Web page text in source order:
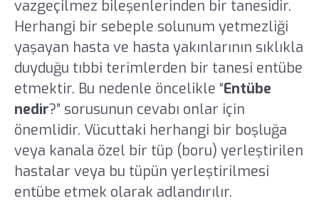
vazgeçilmez bileşenlerinden bir tanesidir.
Herhangi bir sebeple solunum yetmezliği
yaşayan hasta ve hasta yakınlarının sıklıkla
duyduğu tıbbi terimlerden bir tanesi entübe
etmektir. Bu nedenle öncelikle “Entübe
nedir?” sorusunun cevabı onlar için
önemlidir. Vücuttaki herhangi bir boşluğa
veya kanala özel bir tüp (boru) yerleştirilen
hastalar veya bu tüpün yerleştirilmesi
entübe etmek olarak adlandırılır.